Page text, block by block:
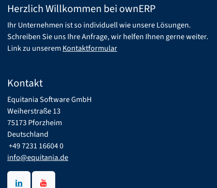
Herzlich Willkommen bei ownERP
Ihr Unternehmen ist so individuell wie unsere Lösungen.
Schreiben Sie uns Ihre Anfrage, wir helfen Ihnen gerne weiter.
Link zu unserem Kontaktformular
Kontakt
Equitania Software GmbH
Weiherstraße 13
75173 Pforzheim
Deutschland
​ +49 7231 16604 0
info@equitania.de